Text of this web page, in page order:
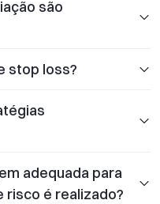
são
stop loss?
adequada para
risco é realizado?